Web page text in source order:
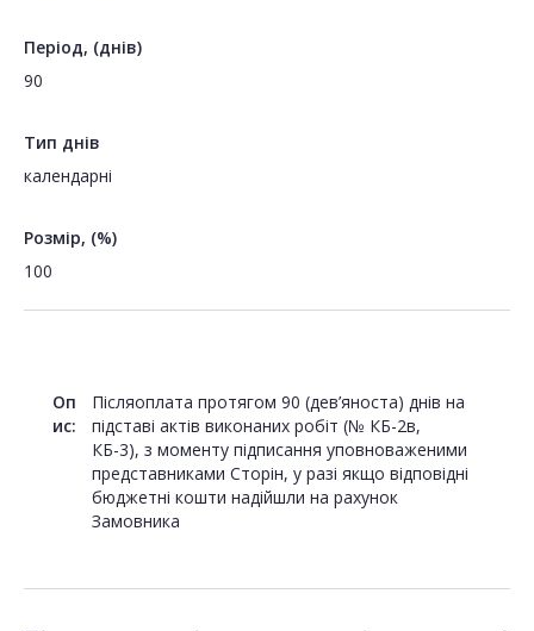
Період, (днів)
90
Тип днів
календарні
Розмір, (%)
100
Оп
ис:
Післяоплата протягом 90 (дев’яноста) днів на
підставі актів виконаних робіт (№ КБ-2в,
КБ-3), з моменту підписання уповноваженими
представниками Сторін, у разі якщо відповідні
бюджетні кошти надійшли на рахунок
Замовника